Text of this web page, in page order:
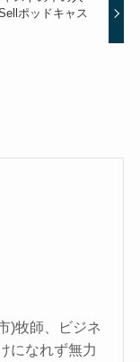
ポッドキャス
)牧師、ビジネ
になれず無力